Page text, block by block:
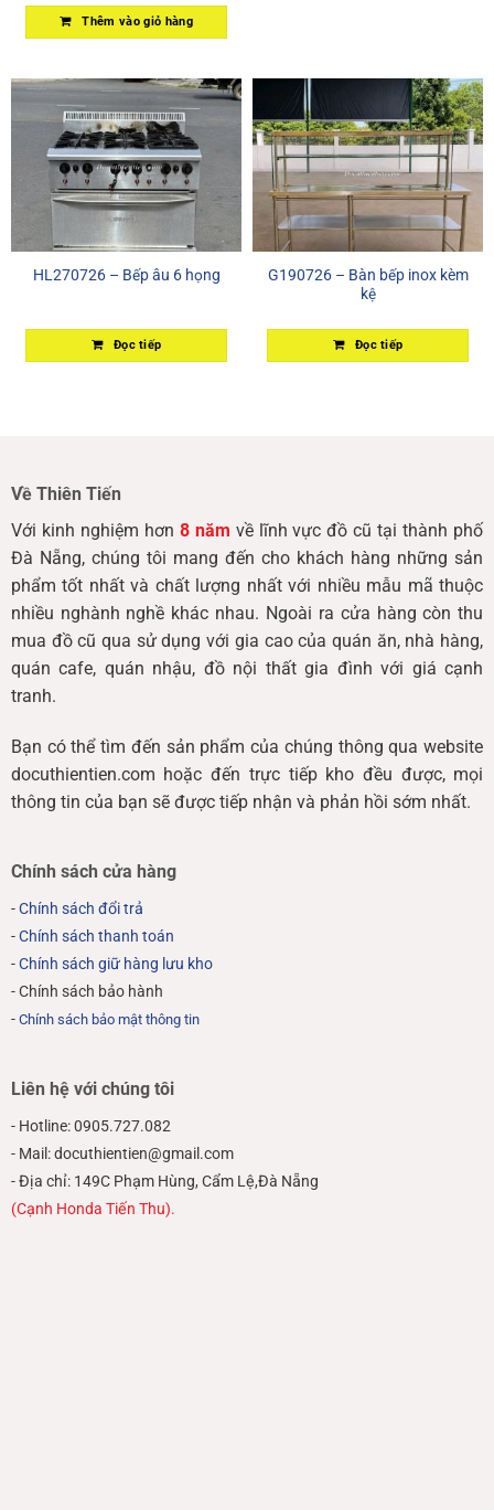
Thêm vào giỏ hàng
HL270726 – Bếp âu 6 họng
Đọc tiếp
G190726 – Bàn bếp inox kèm
kệ
Đọc tiếp
Về Thiên Tiến
Với kinh nghiệm hơn 8 năm về lĩnh vực đồ cũ tại thành phố
Đà Nẵng, chúng tôi mang đến cho khách hàng những sản
phẩm tốt nhất và chất lượng nhất với nhiều mẫu mã thuộc
nhiều nghành nghề khác nhau. Ngoài ra cửa hàng còn thu
mua đồ cũ qua sử dụng với gia cao của quán ăn, nhà hàng,
quán cafe, quán nhậu, đồ nội thất gia đình với giá cạnh
tranh.
Bạn có thể tìm đến sản phẩm của chúng thông qua website
docuthientien.com hoặc đến trực tiếp kho đều được, mọi
thông tin của bạn sẽ được tiếp nhận và phản hồi sớm nhất.
Chính sách cửa hàng
-Chính sách đổi trả
-Chính sách thanh toán
-Chính sách giữ hàng lưu kho
- Chính sách bảo hành
- Chính sách bảo mật thông tin
Liên hệ với chúng tôi
- Hotline: 0905.727.082
- Mail: docuthientien@gmail.com
- Địa chỉ: 149C Phạm Hùng, Cẩm Lệ,Đà Nẵng
(Cạnh Honda Tiến Thu).